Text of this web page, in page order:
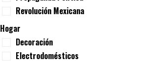
Revolución Mexicana
Hogar
Decoración
Electrodomésticos